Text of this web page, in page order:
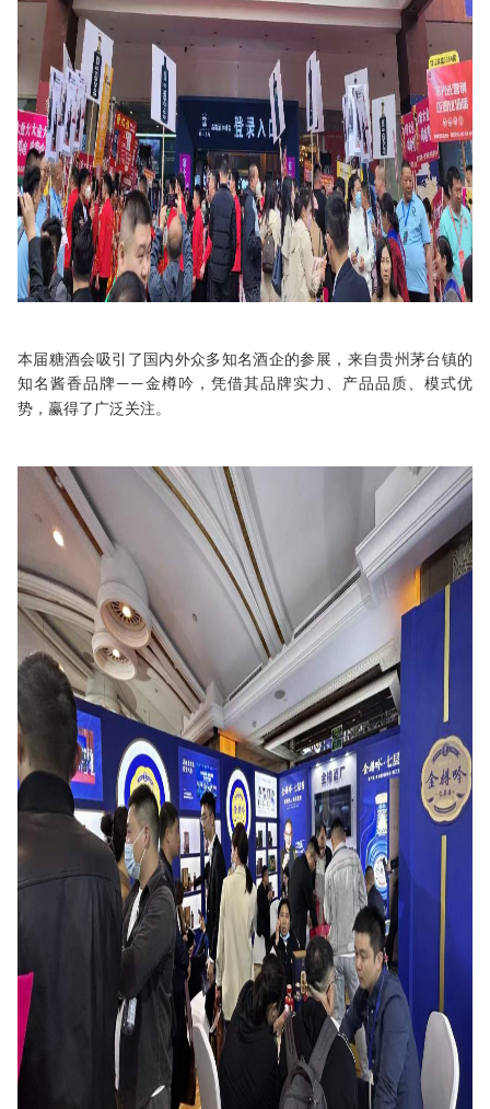
本届糖酒会吸引了国内外众多知名酒企的参展， 来自贵州茅台镇的
知名酱香品牌——金樽吟 ， 凭借其品牌实力 、 产品品质、 模式优
势 ， 赢得了广泛关注。